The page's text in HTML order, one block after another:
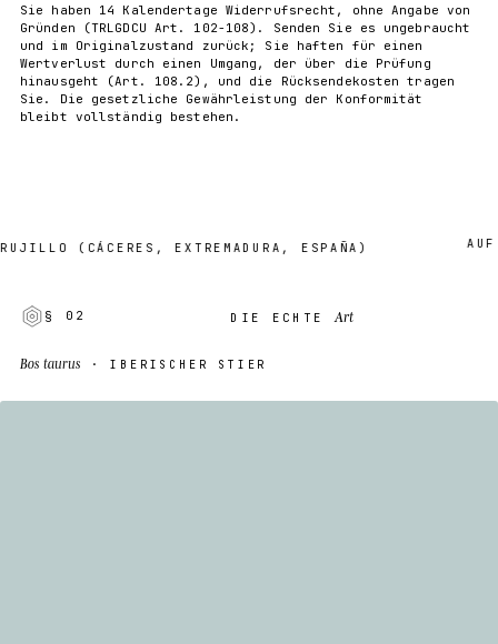
Sie haben 14 Kalendertage Widerrufsrecht, ohne Angabe von
Gründen (TRLGDCU Art. 102-108). Senden Sie es ungebraucht
und im Originalzustand zurück; Sie haften für einen
Wertverlust durch einen Umgang, der über die Prüfung
hinausgeht (Art. 108.2), und die Rücksendekosten tragen
Sie. Die gesetzliche Gewährleistung der Konformität
bleibt vollständig bestehen.
(CÁCERES, EXTREMADURA, ESPAÑA) AUF
§ 02 DIE ECHTEArt
Bos taurus · IBERISCHER STIER